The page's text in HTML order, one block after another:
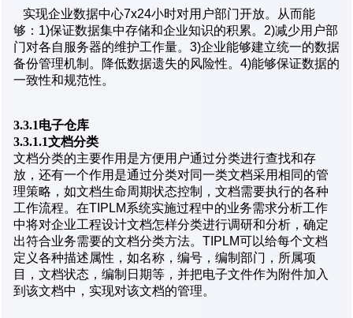
实现企业数据中心7x24小时对用户部门开放。从而能
够：1)保证数据集中存储和企业知识的积累。2)减少用户部
门对各自服务器的维护工作量。3)企业能够建立统一的数据
备份管理机制。降低数据遗失的风险性。4)能够保证数据的
一致性和规范性。
3.3.1电子仓库
3.3.1.1文档分类
文档分类的主要作用是方便用户通过分类进行查找和存
放，还有一个作用是通过分类对同一类文档采用相同的管
理策略，如文档生命周期状态控制，文档需要执行的各种
工作流程。在TIPLM系统实施过程中的业务需求分析工作
中将对企业工程设计文档怎样分类进行调研和分析，确定
出符合业务需要的文档分类方法。TIPLM可以给每个文档
定义各种描述属性，如名称，编号，编制部门，所属项
目，文档状态，编制日期等，并把电子文件作为附件加入
到该文档中，实现对该文档的管理。